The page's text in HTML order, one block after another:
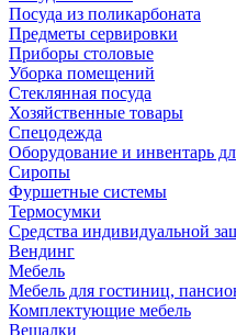
Посуда из поликарбоната
Предметы сервировки
Приборы столовые
Уборка помещений
Стеклянная посуда
Хозяйственные товары
Спецодежда
Оборудование и инвентарь
Сиропы
Фуршетные системы
Термосумки
Средства индивидуальной
Вендинг
Мебель
Мебель для гостиниц,
Комплектующие мебель
Вешалки